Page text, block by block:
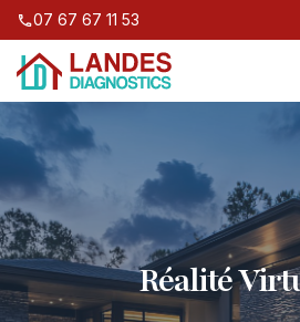
07 67 67 11 53